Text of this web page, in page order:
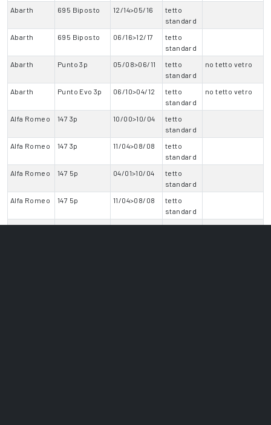
Abarth
695 Biposto 12/14>05/16
tetto
standard
Abarth
695 Biposto 06/16>12/17
tetto
standard
Abarth
Punto 3p 05/08>06/11
tetto
standard
no tetto vetro
Abarth Punto Evo 3p 06/10>04/12
tetto
standard
no tetto vetro
Alfa Romeo 147 3p 10/00>10/04
tetto
standard
Alfa Romeo
147 3p 11/04>08/08
tetto
standard
Alfa Romeo
147 5p 04/01>10/04
tetto
standard
Alfa Romeo
147 5p 11/04>08/08
tetto
standard
Alfa Romeo
Giulia 06/16>11/19
tetto
anche tetto